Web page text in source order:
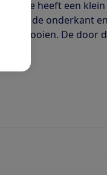
heeft een
aan de onderkant
ontdooien. De door